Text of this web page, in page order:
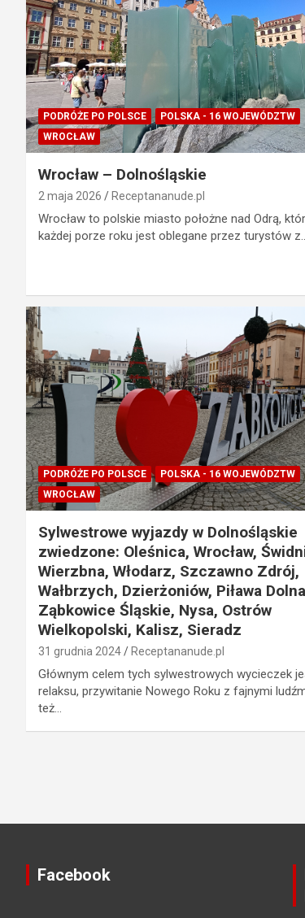
PODRÓŻE PO POLSCE
POLSKA - 16 WOJEWÓDZTW
WROCŁAW
Wrocław – Dolnośląskie
2 maja 2026 Receptananude.pl
Wrocław to polskie miasto położne nad Odrą,
każdej porze roku jest oblegane przez turystów
PODRÓŻE PO POLSCE
POLSKA - 16 WOJEWÓDZTW
WROCŁAW
Sylwestrowe wyjazdy w Dolnośląskie
zwiedzone: Oleśnica, Wrocław,
Wierzbna, Włodarz, Szczawno Zdrój,
Wałbrzych, Dzierżoniów, Piława
Ząbkowice Śląskie, Nysa, Ostrów
Wielkopolski, Kalisz, Sieradz
31 grudnia 2024 Receptananude.pl
Głównym celem tych sylwestrowych wycieczek
relaksu, przywitanie Nowego Roku z fajnymi
też…
Facebook